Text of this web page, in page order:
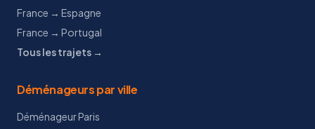
France → Espagne
France → Portugal
Tous les trajets →
Déménageurs par ville
Déménageur Paris